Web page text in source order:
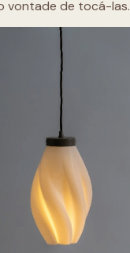
vontade de tocá-las.